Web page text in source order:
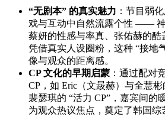
“无剧本” 的真实魅力 ：节目弱
戏与互动中自然流露个性 —— 神
蔡妍的性感与率真、张佑赫的
凭借真实人设圈粉，这种 “接地
像与观众的距离感。
CP 文化的早期启蒙 ：通过配对
CP，如 Eric（文晸赫）与全慧彬
裴瑟琪的 “活力 CP”，嘉宾间的
为观众热议焦点，奠定了韩国综